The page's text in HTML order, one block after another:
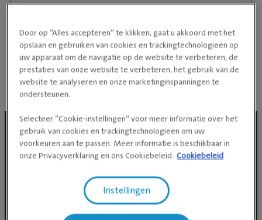
hondengedrag en sinds 2025 ben ik ook gediplomeerd
hondengedragsdeskundige, iets wat ik ook met veel
liefde en plezier doe.
Social media
Door op “Alles accepteren” te klikken, gaat u akkoord met het
opslaan en gebruiken van cookies en trackingtechnologieën op
uw apparaat om de navigatie op de website te verbeteren, de
prestaties van onze website te verbeteren, het gebruik van de
website te analyseren en onze marketinginspanningen te
ondersteunen.
Selecteer “Cookie-instellingen” voor meer informatie over het
gebruik van cookies en trackingtechnologieën om uw
voorkeuren aan te passen. Meer informatie is beschikbaar in
onze Privacyverklaring en ons Cookiebeleid. Cookiebeleid
Instellingen